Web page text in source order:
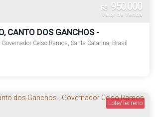
R$ 950.000
Valor de Venda
CANTO DOS GANCHOS -
CELSO RAMOS
Governador Celso Ramos, Santa Catarina, Brasil
Lote/Terreno